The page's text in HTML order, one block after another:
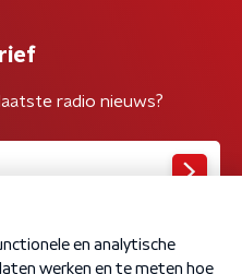
radio nieuws?